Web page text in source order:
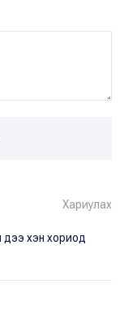
Хариулах
хэн хориод